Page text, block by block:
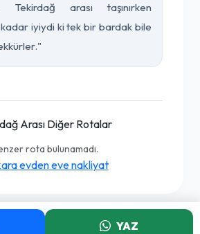
arası taşınırken
iyiydi ki tek bir bardak bile
Arası Diğer Rotalar
rota bulunamadı.
evden eve nakliyat
YAZ